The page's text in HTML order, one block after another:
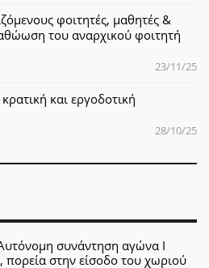
φοιτητές, μαθητές &
του αναρχικού φοιτητή
23/11/25
και εργοδοτική
28/10/25
συνάντηση αγώνα Ι
στην είσοδο του χωριού